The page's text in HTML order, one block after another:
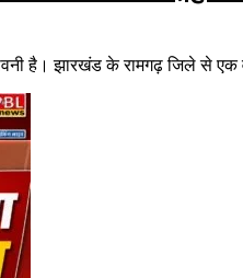
है। झारखंड के रामगढ़ जिले से एक